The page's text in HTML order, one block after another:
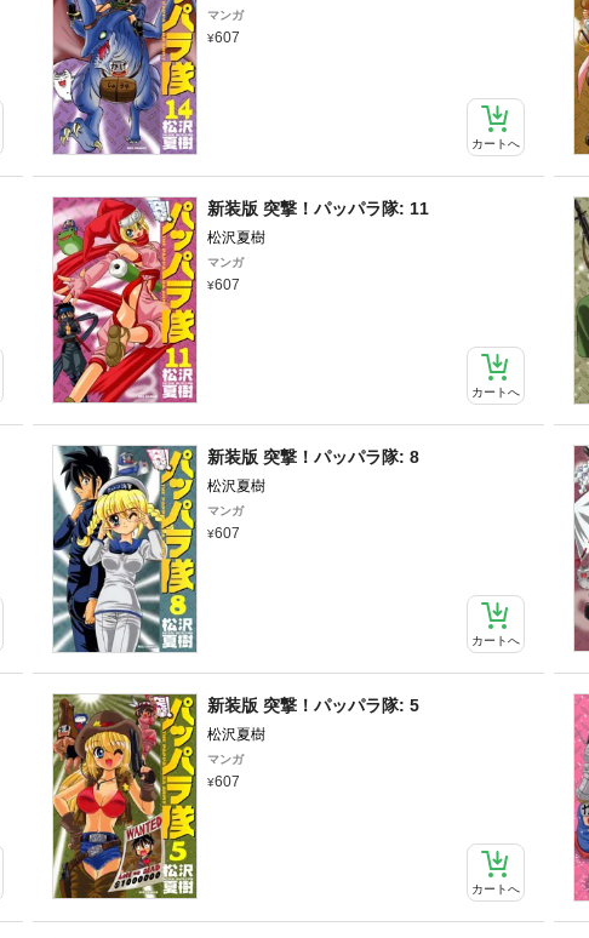
マンガ
607
カートへ
新装版 突撃！パッパラ隊: 11
松沢夏樹
マンガ
607
カートへ
新装版 突撃！パッパラ隊: 8
松沢夏樹
マンガ
607
カートへ
新装版 突撃！パッパラ隊: 5
松沢夏樹
マンガ
607
カートへ